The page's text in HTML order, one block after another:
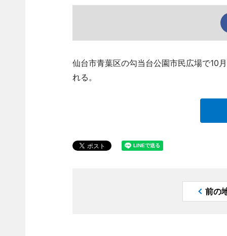
仙台市青葉区の勾当台公園市民広場で10
れる。
前の